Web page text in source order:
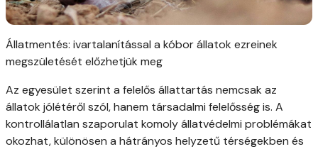
Állatmentés: ivartalanítással a kóbor állatok ezreinek
megszületését előzhetjük meg
Az egyesület szerint a felelős állattartás nemcsak az
állatok jólétéről szól, hanem társadalmi felelősség is. A
kontrollálatlan szaporulat komoly állatvédelmi problémákat
okozhat, különösen a hátrányos helyzetű térségekben és